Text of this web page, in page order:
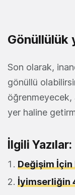
Gönüllülük
Son olarak,
gönüllü
öğrenmeyecek,
yer haline
İlgili Yazılar:
Değişim İçin
İyimserliğin